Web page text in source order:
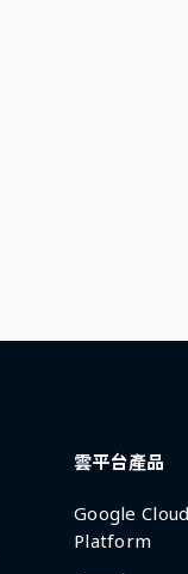
雲平台產品
Google Cloud
Platform